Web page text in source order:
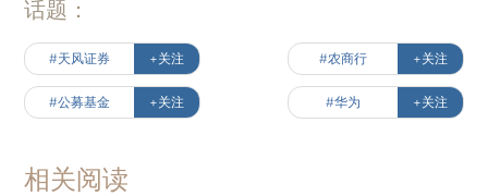
话题：
#天风证券 +关注 #农商行 +关注
#公募基金 +关注 #华为 +关注
相关阅读